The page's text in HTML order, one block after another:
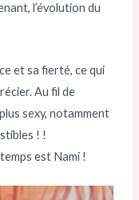
l’évolution du
et sa fierté, ce qui
Au fil de
sexy, notamment
! !
est Nami !